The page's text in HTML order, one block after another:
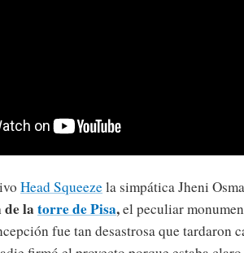
Head Squeezela simpática Jheni
la torre de Pisa,el peculiar
fue tan desastrosa que tardaron